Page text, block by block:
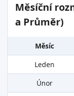
Měsíční
a Průměr)
Měsíc
Leden
Únor